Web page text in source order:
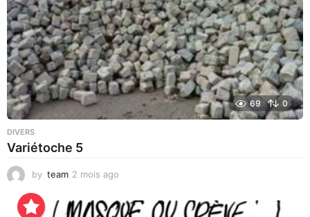
69 0
DIVERS
Variétoche 5
by team 2 mois ago
e
m